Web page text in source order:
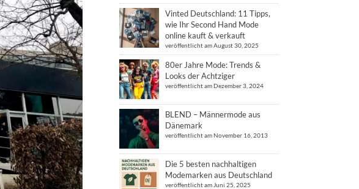
Vinted Deutschland: 11 Tipps,
wie Ihr Second Hand Mode
online kauft & verkauft
veröffentlicht am August 30, 2025
80er Jahre Mode: Trends &
Looks der Achtziger
veröffentlicht am Dezember 3, 2024
BLEND – Männermode aus
Dänemark
veröffentlicht am November 16, 2013
Die 5 besten nachhaltigen
Modemarken aus Deutschland
veröffentlicht am Juni 25, 2025